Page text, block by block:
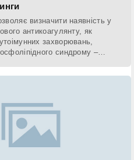
визначити наявність у
антикоагулянту, як
захворювань,
синдрому –